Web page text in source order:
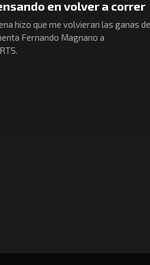
en volver a correr
hizo que me volvieran las ganas de
Fernando Magnano a